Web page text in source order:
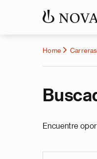
Home Carreras
Encuentre